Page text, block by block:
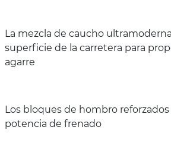
La mezcla de caucho
superficie de la carretera para
agarre
Los bloques de hombro
potencia de frenado